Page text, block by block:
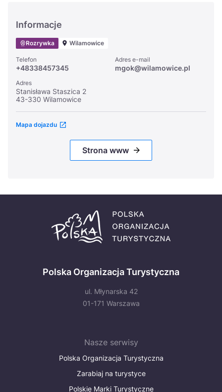
Informacje
Rozrywka Wilamowice
Telefon
+48338457345
Adres e-mail
mgok@wilamowice.pl
Adres
Stanisława Staszica 2
43-330 Wilamowice
Mapa dojazdu
Strona www
Polska Organizacja Turystyczna
ul. Młynarska 42
01-171 Warszawa
Nasze serwisy
Polska Organizacja Turystyczna
Zarabiaj na turystyce
Polskie Marki Turystyczne